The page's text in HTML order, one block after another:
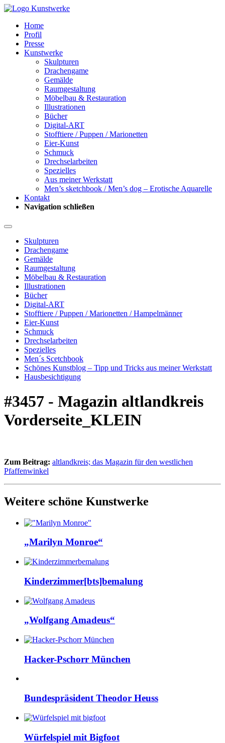
Home
Profil
Presse
Kunstwerke
Skulpturen
Drachengame
Gemälde
Raumgestaltung
Möbelbau & Restauration
Illustrationen
Bücher
Digital-ART
Stofftiere / Puppen / Marionetten
Eier-Kunst
Schmuck
Drechselarbeiten
Spezielles
Aus meiner Werkstatt
Men’s sketchbook / Men’s dog – Erotische Aquarelle
Kontakt
Navigation schließen
Skulpturen
Drachengame
Gemälde
Raumgestaltung
Möbelbau & Restauration
Illustrationen
Bücher
Digital-ART
Stofftiere / Puppen / Marionetten / Hampelmänner
Eier-Kunst
Schmuck
Drechselarbeiten
Spezielles
Men´s Scetchbook
Schönes Kunstblog – Tipp und Tricks aus meiner Werkstatt
Hausbesichtigung
#3457 - Magazin altlandkreis
Vorderseite_KLEIN
Zum Beitrag: altlandkreis; das Magazin für den westlichen
Pfaffenwinkel
Weitere schöne Kunstwerke
„Marilyn Monroe“
Kinderzimmer[bts]bemalung
„Wolfgang Amadeus“
Hacker-Pschorr München
Bundespräsident Theodor Heuss
Würfelspiel mit Bigfoot